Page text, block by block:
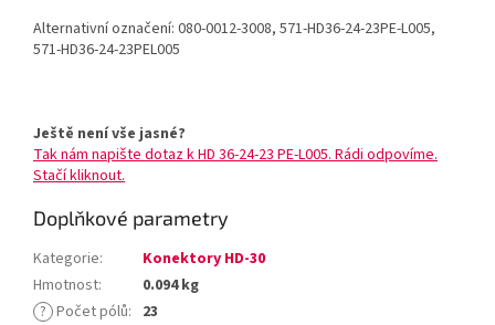
Alternativní označení: 080-0012-3008, 571-HD36-24-23PE-L005,
571-HD36-24-23PEL005
Ještě není vše jasné?
Tak nám napište dotaz k HD 36-24-23 PE-L005. Rádi odpovíme.
Stačí kliknout.
Doplňkové parametry
Kategorie:
Konektory HD-30
Hmotnost:
0.094 kg
? Počet pólů: 23